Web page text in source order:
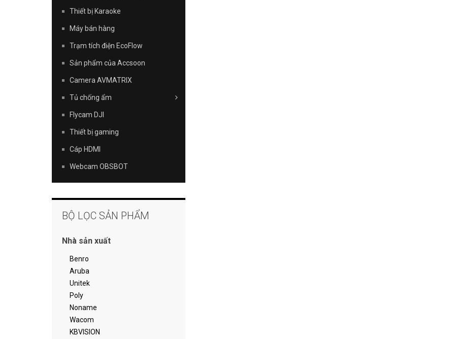
Thiết bị Karaoke
Máy bán hàng
Trạm tích điện EcoFlow
Sản phẩm của Accsoon
Camera AVMATRIX
Tủ chống ẩm
Flycam DJI
Thiết bị gaming
Cáp HDMI
Webcam OBSBOT
BỘ LỌC SẢN PHẨM
Nhà sản xuất
Benro
Aruba
Unitek
Poly
Noname
Wacom
KBVISION